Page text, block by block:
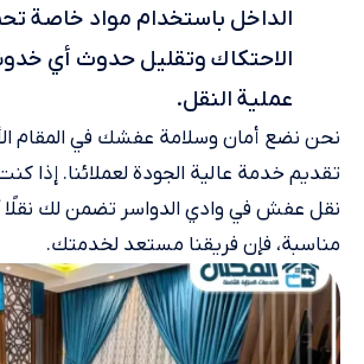
الداخل باستخدام مواد خاصة
الاحتكاك وتقليل حدوث أي
عملية النقل.
نحن نضع أمان وسلامة عفشك في المقام
تقديم خدمة عالية الجودة لعملائنا. إذا
نقل عفش في وادي الدواسر تضمن لك نقلًا
مناسبة، فإن فريقنا مستعد لخدمتك.